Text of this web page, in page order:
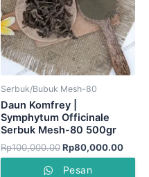
Serbuk/Bubuk Mesh-80
Daun Komfrey |
Symphytum Officinale
Serbuk Mesh-80 500gr
Rp100,000.00Rp80,000.00
Pesan